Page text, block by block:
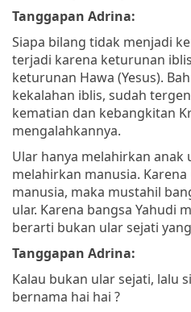
Tanggapan Adrina:
Siapa bilang tidak menjadi
terjadi karena keturunan
keturunan Hawa (Yesus).
kekalahan iblis, sudah
kematian dan kebangkitan
mengalahkannya.
Ular hanya melahirkan anak
melahirkan manusia.
manusia, maka mustahil
ular. Karena bangsa Yahudi
berarti bukan ular sejati
Tanggapan Adrina:
Kalau bukan ular sejati, lalu
bernama hai hai ?